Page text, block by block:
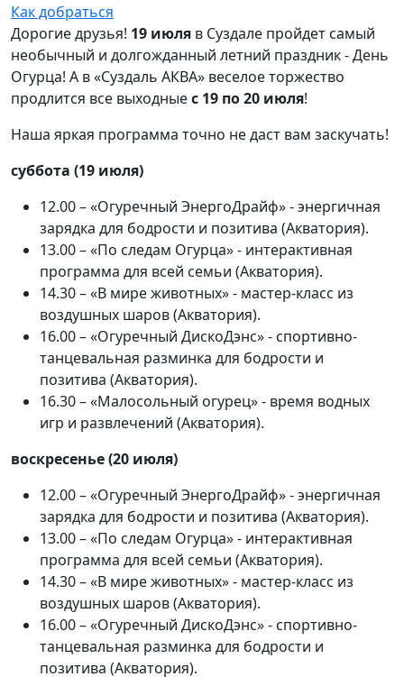
Как добраться
Дорогие друзья! 19 июля в Суздале пройдет самый
необычный и долгожданный летний праздник - День
Огурца! А в «Суздаль АКВА» веселое торжество
продлится все выходныес 19 по 20 июля!
Наша яркая программа точно не даст вам заскучать!
суббота (19 июля)
12.00 – «Огуречный ЭнергоДрайф» - энергичная
зарядка для бодрости и позитива (Акватория).
13.00 – «По следам Огурца» - интерактивная
программа для всей семьи (Акватория).
14.30 – «В мире животных» - мастер-класс из
воздушных шаров (Акватория).
16.00 – «Огуречный ДискоДэнс» - спортивно-
танцевальная разминка для бодрости и
позитива (Акватория).
16.30 – «Малосольный огурец» - время водных
игр и развлечений (Акватория).
воскресенье (20 июля)
12.00 – «Огуречный ЭнергоДрайф» - энергичная
зарядка для бодрости и позитива (Акватория).
13.00 – «По следам Огурца» - интерактивная
программа для всей семьи (Акватория).
14.30 – «В мире животных» - мастер-класс из
воздушных шаров (Акватория).
16.00 – «Огуречный ДискоДэнс» - спортивно-
танцевальная разминка для бодрости и
позитива (Акватория).